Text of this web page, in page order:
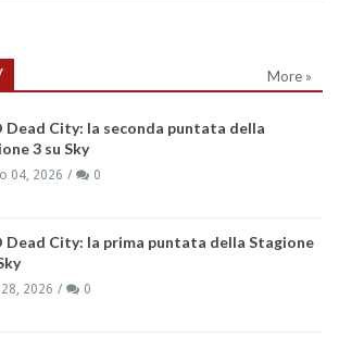
More »
Dead City: la seconda puntata della
3 su Sky
04, 2026 0
Dead City: la prima puntata della Stagione
2026 0